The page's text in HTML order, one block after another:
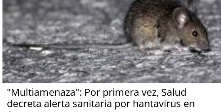
"Multiamenaza": Por primera vez, Salud
decreta alerta sanitaria por hantavirus en